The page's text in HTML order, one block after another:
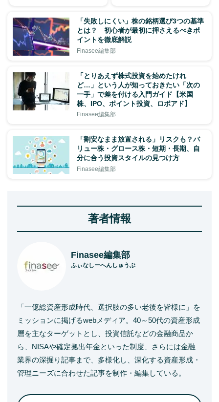
「失敗しにくい」株の銘柄選び3つの基準
とは？ 初心者が最初に押さえるべきポ
イントを徹底解説
Finasee編集部
「とりあえず株式投資を始めたけれ
ど…」という人が知っておきたい「次の
一手」で差を付ける入門ガイド【米国
株、IPO、ポイント投資、ロボアド】
Finasee編集部
「割安なまま放置される」リスクも？バ
リュー株・グロース株・短期・長期、自
分に合う投資スタイルの見つけ方
Finasee編集部
著者情報
Finasee編集部
ふぃなしーへんしゅうぶ
「一億総資産形成時代、選択肢の多い老後を皆様に」を
ミッションに掲げるwebメディア。40～50代の資産形成
層を主なターゲットとし、投資信託などの金融商品か
ら、NISAや確定拠出年金といった制度、さらには金融
業界の深掘り記事まで、多様化し、深化する資産形成・
管理ニーズに合わせた記事を制作・編集している。